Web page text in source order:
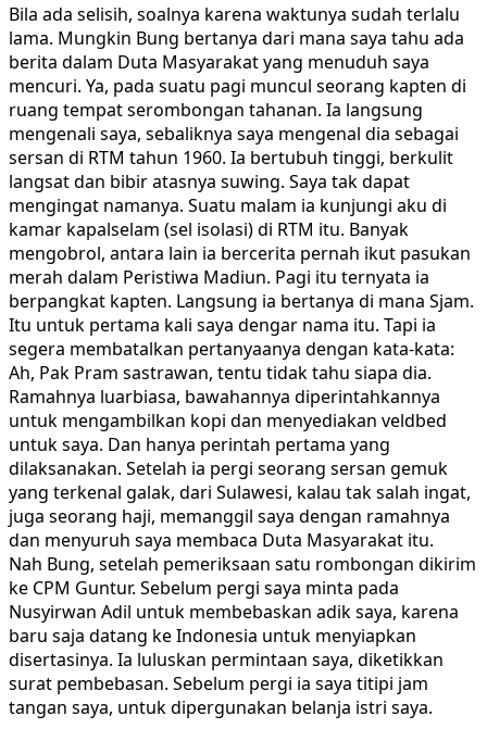
Bila ada selisih, soalnya karena waktunya sudah terlalu
lama. Mungkin Bung bertanya dari mana saya tahu ada
berita dalam Duta Masyarakat yang menuduh saya
mencuri. Ya, pada suatu pagi muncul seorang kapten di
ruang tempat serombongan tahanan. Ia langsung
mengenali saya, sebaliknya saya mengenal dia sebagai
sersan di RTM tahun 1960. Ia bertubuh tinggi, berkulit
langsat dan bibir atasnya suwing. Saya tak dapat
mengingat namanya. Suatu malam ia kunjungi aku di
kamar kapalselam (sel isolasi) di RTM itu. Banyak
mengobrol, antara lain ia bercerita pernah ikut pasukan
merah dalam Peristiwa Madiun. Pagi itu ternyata ia
berpangkat kapten. Langsung ia bertanya di mana Sjam.
Itu untuk pertama kali saya dengar nama itu. Tapi ia
segera membatalkan pertanyaanya dengan kata-kata:
Ah, Pak Pram sastrawan, tentu tidak tahu siapa dia.
Ramahnya luarbiasa, bawahannya diperintahkannya
untuk mengambilkan kopi dan menyediakan veldbed
untuk saya. Dan hanya perintah pertama yang
dilaksanakan. Setelah ia pergi seorang sersan gemuk
yang terkenal galak, dari Sulawesi, kalau tak salah ingat,
juga seorang haji, memanggil saya dengan ramahnya
dan menyuruh saya membaca Duta Masyarakat itu.
Nah Bung, setelah pemeriksaan satu rombongan dikirim
ke CPM Guntur. Sebelum pergi saya minta pada
Nusyirwan Adil untuk membebaskan adik saya, karena
baru saja datang ke Indonesia untuk menyiapkan
disertasinya. Ia luluskan permintaan saya, diketikkan
surat pembebasan. Sebelum pergi ia saya titipi jam
tangan saya, untuk dipergunakan belanja istri saya.